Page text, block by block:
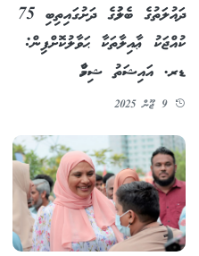
ދައުލަތުގެ ބެލުމުގެ ދަށުގައިތިބި 75
ކުއްޖަކު ޢާއިލާތަކާ ޙަވާލުކޮށްފިން:
ޑރ. އައިޝަތު ޝިހާމް
9 ޖޫން 2025